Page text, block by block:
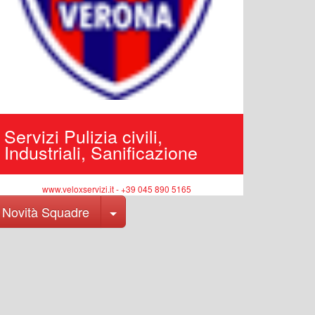
Servizi Pulizia civili,
Industriali, Sanificazione
www.veloxservizi.it - +39 045 890 5165
Novità Squadre Toggle Dropdown